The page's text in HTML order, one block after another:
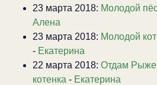
23 марта 2018: Молодой
Алена
23 марта 2018: Молодой
- Екатерина
22 марта 2018: Отдам
котенка - Екатерина